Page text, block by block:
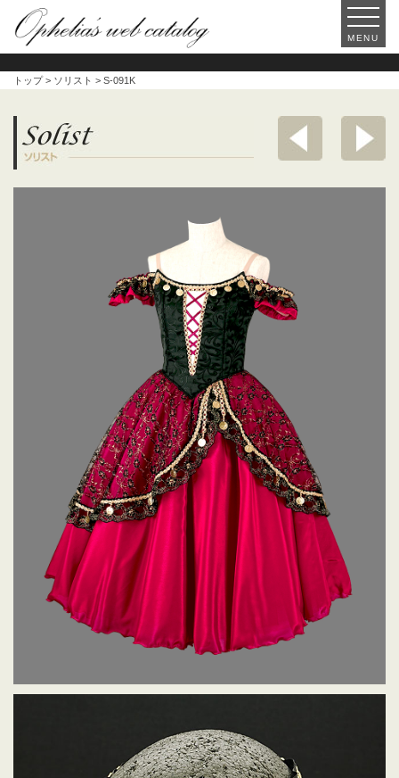
MENU
トップ> ソリスト > S-091K